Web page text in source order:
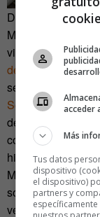
Del suelo a la
Mulafest, a las
vibran con el
de
YorokobuEl
sello propio que
Solbes, que ha
despistados en
con 12 dientes, 12
hipopótamo con
Morilla,
son otros de los
ventanas del
acceder
Más
Tus datos
dispositivo
el dispositivo)
partners y